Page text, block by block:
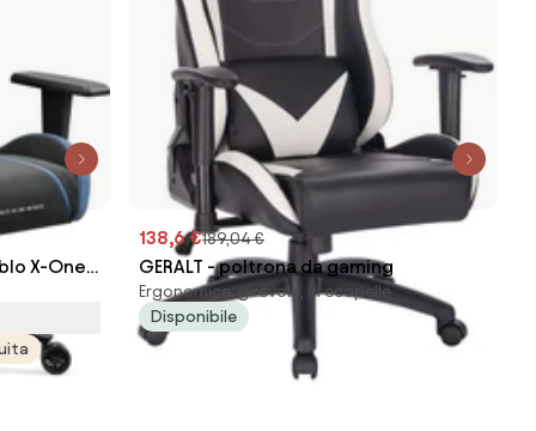
X-One
138,6 €189,04 €
GERALT - poltrona da gaming
Ergonomica, girevole, in ecopelle
Disponibile